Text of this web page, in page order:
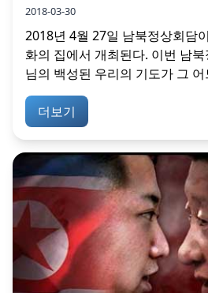
2018-03-30
2018년 4월 27일 남북정상회담
화의 집에서 개최된다. 이번 남
님의 백성된 우리의 기도가 그
더보기